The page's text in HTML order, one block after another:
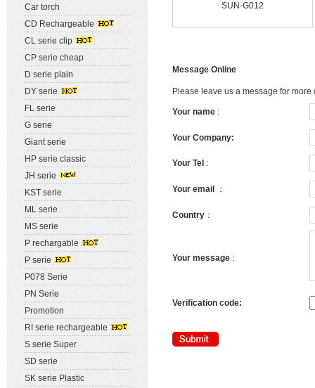
Car torch
CD Rechargeable
CL serie clip
CP serie cheap
D serie plain
DY serie
FL serie
G serie
Giant serie
HP serie classic
JH serie
KST serie
ML serie
MS serie
P rechargable
P serie
P078 Serie
PN Serie
Promotion
RI serie rechargeable
S serie Super
SD serie
SK serie Plastic
SUN-G012
Message Online
Please leave us a message for more
Your name :
Your Company:
Your Tel :
Your email ：
Country ：
Your message :
Verification code: